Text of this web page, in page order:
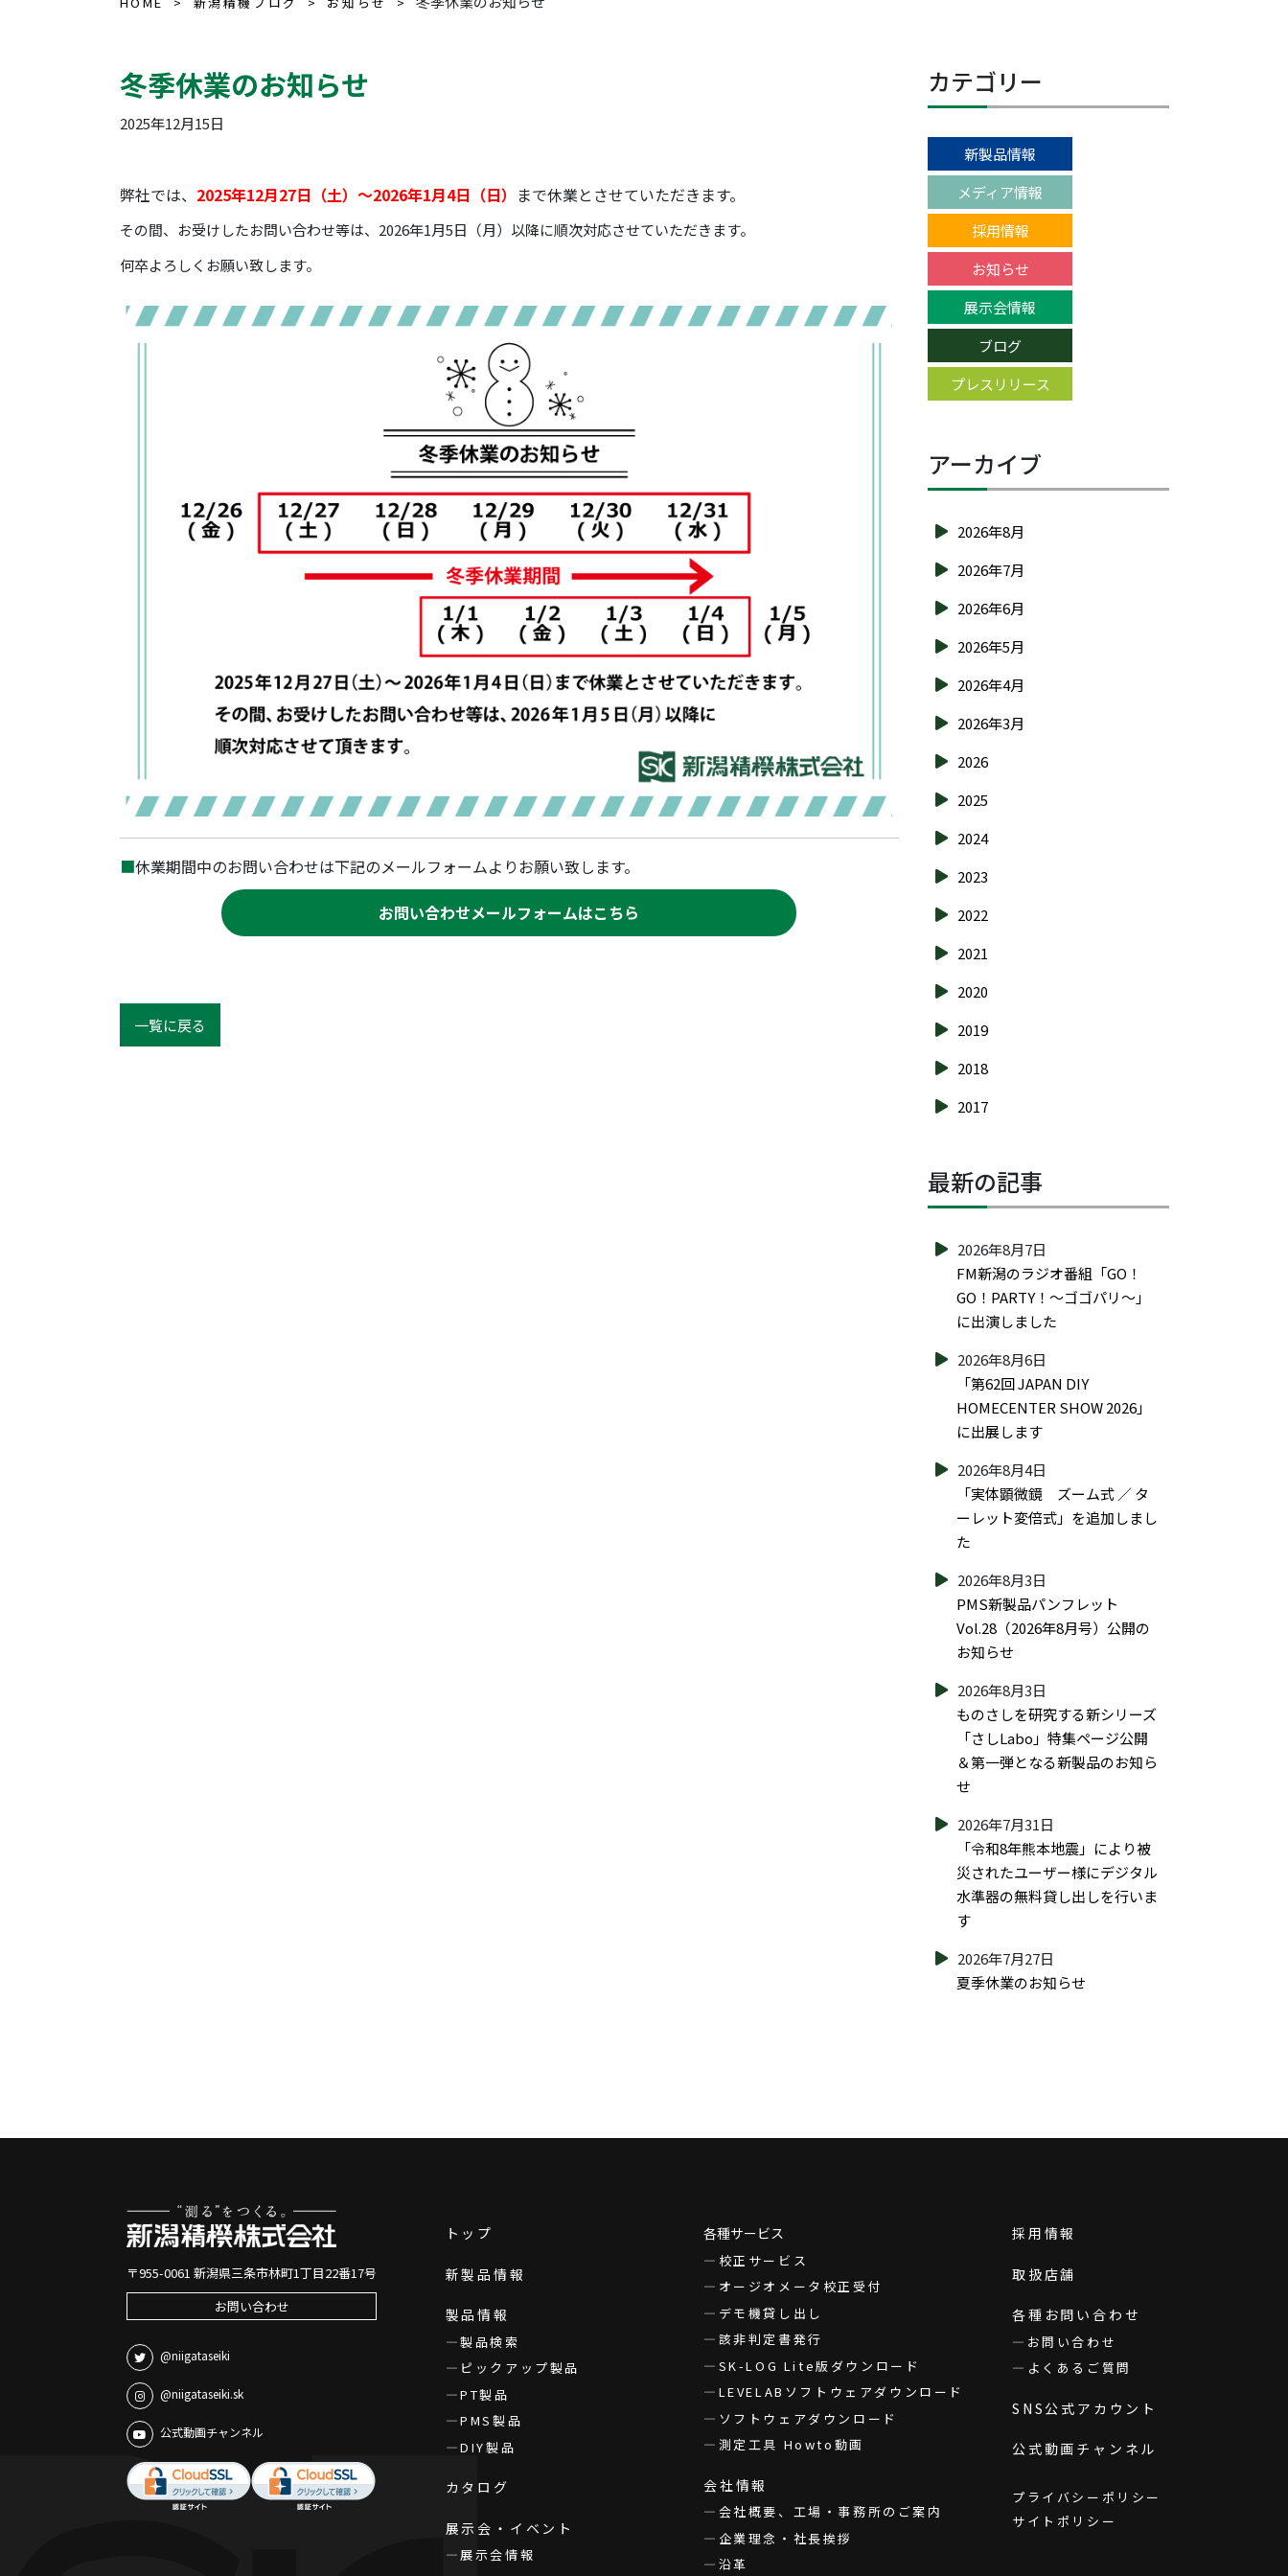
冬季休業のお知らせ
2025年12月15日
弊社では、 2025年12月27日（土）～2026年1月4日（日） まで休業とさせていただきます。
その間、お受けしたお問い合わせ等は、2026年1月5日（月）以降に順次対応させていただきます。
何卒よろしくお願い致します。
■休業期間中のお問い合わせは下記のメールフォームよりお願い致します。
お問い合わせメールフォームはこちら
一覧に戻る
カテゴリー
新製品情報
メディア情報
採用情報
お知らせ
展示会情報
ブログ
プレスリリース
アーカイブ
2026年8月
2026年7月
2026年6月
2026年5月
2026年4月
2026年3月
2026
2025
2024
2023
2022
2021
2020
2019
2018
2017
最新の記事
FM新潟のラジオ番組「GO！
GO！PARTY！～ゴゴパリ～」
に出演しました
2026年8月7日
「第62回 JAPAN DIY
HOMECENTER SHOW 2026」
に出展します
2026年8月6日
「実体顕微鏡 ズーム式 ／ タ
ーレット変倍式」を追加しまし
た
2026年8月4日
PMS新製品パンフレット
Vol.28（2026年8月号）公開の
お知らせ
2026年8月3日
ものさしを研究する新シリーズ
「さしLabo」特集ページ公開
＆第一弾となる新製品のお知ら
せ
2026年8月3日
「令和8年熊本地震」により被
災されたユーザー様にデジタル
水準器の無料貸し出しを行いま
す
2026年7月31日
夏季休業のお知らせ
2026年7月27日
〒955-0061 新潟県三条市林町1丁目22番17号
お問い合わせ
@niigataseiki
@niigataseiki.sk
公式動画チャンネル
トップ
新製品情報
製品情報
製品検索
ピックアップ製品
PT製品
PMS製品
DIY製品
カタログ
展示会・イベント
展示会情報
各種サービス
校正サービス
オージオメータ校正受付
デモ機貸し出し
該非判定書発行
SK-LOG Lite版ダウンロード
LEVELABソフトウェアダウンロード
ソフトウェアダウンロード
測定工具 Howto動画
会社情報
会社概要、工場・事務所のご案内
企業理念・社長挨拶
沿革
採用情報
取扱店舗
各種お問い合わせ
お問い合わせ
よくあるご質問
SNS公式アカウント
公式動画チャンネル
プライバシーポリシー
サイトポリシー